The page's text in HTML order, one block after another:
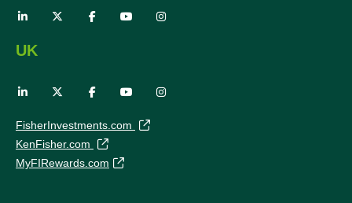
UK
FisherInvestments.com
KenFisher.com
MyFIRewards.com